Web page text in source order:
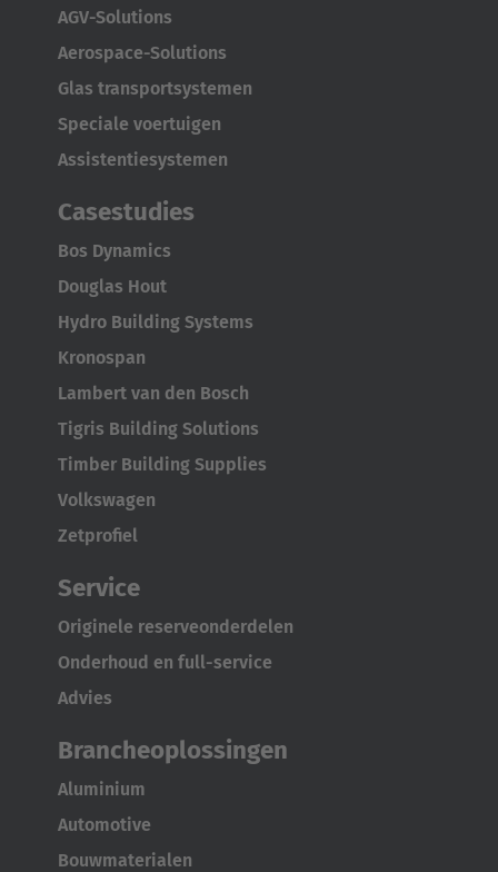
Great Britain
English
Italia
Italiano
Luxembourg
Français
Deutsch
Nederland
Nederlands
Österreich
Deutsch
Polska
Polski
Türkçe
English Neutral
AGV-Solutions
Aerospace-Solutions
Glas transportsystemen
Speciale voertuigen
Assistentiesystemen
Casestudies
Bos Dynamics
Douglas Hout
Hydro Building Systems
Kronospan
Lambert van den Bosch
Tigris Building Solutions
Timber Building Supplies
Volkswagen
Zetprofiel
Service
Originele reserveonderdelen
Onderhoud en full-service
Advies
Brancheoplossingen
Aluminium
Automotive
Bouwmaterialen